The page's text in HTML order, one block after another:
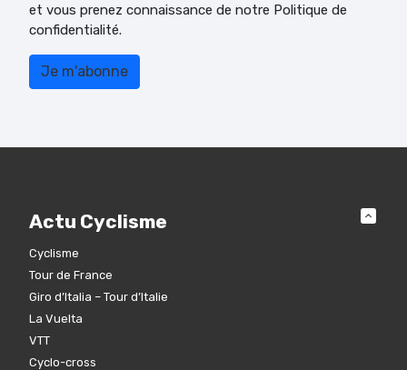
et vous prenez connaissance de notre Politique de
confidentialité.
Actu Cyclisme
Cyclisme
Tour de France
Giro d’Italia – Tour d’Italie
La Vuelta
VTT
Cyclo-cross